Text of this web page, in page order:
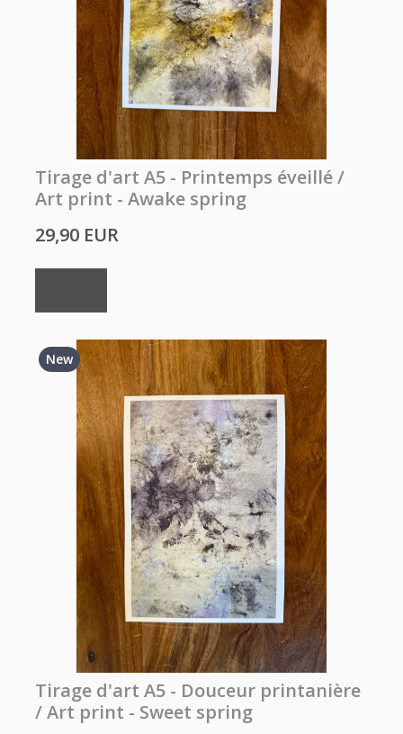
Tirage d'art A5 - Printemps éveillé /
Art print - Awake spring
29,90 EUR
New
Tirage d'art A5 - Douceur printanière
/ Art print - Sweet spring